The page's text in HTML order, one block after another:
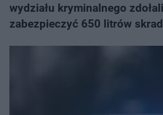
wydziału kryminalnego
zabezpieczyć 650 litrów